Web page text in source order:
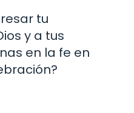
tu
y a tus
en la fe en